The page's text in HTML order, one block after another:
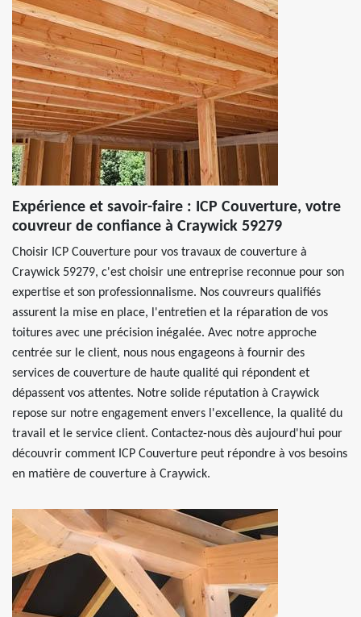
Expérience et savoir-faire : ICP Couverture, votre
couvreur de confiance à Craywick 59279
Choisir ICP Couverture pour vos travaux de couverture à
Craywick 59279, c'est choisir une entreprise reconnue pour son
expertise et son professionnalisme. Nos couvreurs qualifiés
assurent la mise en place, l'entretien et la réparation de vos
toitures avec une précision inégalée. Avec notre approche
centrée sur le client, nous nous engageons à fournir des
services de couverture de haute qualité qui répondent et
dépassent vos attentes. Notre solide réputation à Craywick
repose sur notre engagement envers l'excellence, la qualité du
travail et le service client. Contactez-nous dès aujourd'hui pour
découvrir comment ICP Couverture peut répondre à vos besoins
en matière de couverture à Craywick.